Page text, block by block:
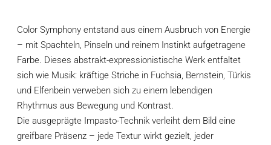
Color Symphony entstand aus einem Ausbruch von Energie
– mit Spachteln, Pinseln und reinem Instinkt aufgetragene
Farbe. Dieses abstrakt-expressionistische Werk entfaltet
sich wie Musik: kräftige Striche in Fuchsia, Bernstein, Türkis
und Elfenbein verweben sich zu einem lebendigen
Rhythmus aus Bewegung und Kontrast.
Die ausgeprägte Impasto-Technik verleiht dem Bild eine
greifbare Präsenz – jede Textur wirkt gezielt, jeder